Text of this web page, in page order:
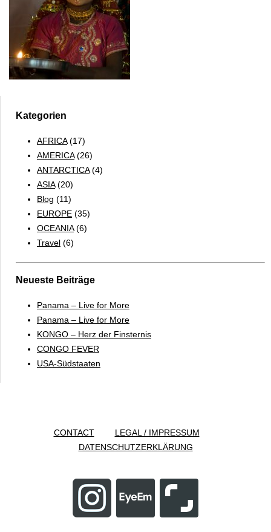
Kategorien
AFRICA(17)
AMERICA(26)
ANTARCTICA(4)
ASIA(20)
Blog (11)
EUROPE (35)
OCEANIA(6)
Travel (6)
Neueste Beiträge
Panama – Live for More
Panama – Live for More
KONGO – Herz der Finsternis
CONGO FEVER
USA-Südstaaten
CONTACT
LEGAL / IMPRESSUM
DATENSCHUTZERKLÄRUNG